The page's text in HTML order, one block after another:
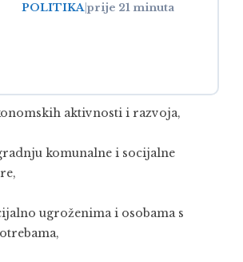
POLITIKAprije 21 minuta
aktivnosti i razvoja,
komunalne i socijalne
ugroženima i osobama s